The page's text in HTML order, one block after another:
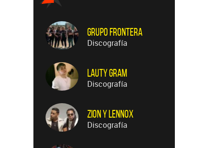
Grupo Frontera
Discografía
Lauty Gram
Discografía
Zion Y Lennox
Discografía